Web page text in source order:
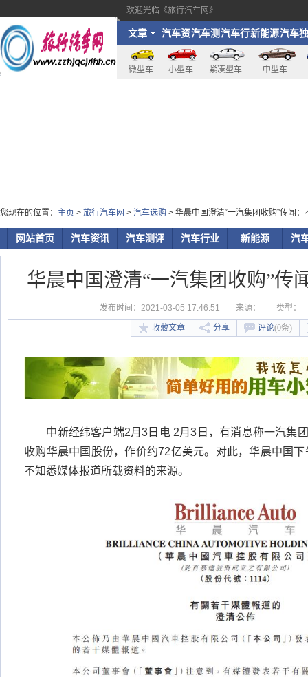
欢迎光临《旅行汽车网》
文章 汽车资
讯
汽车测
评
汽车行
业
新能源汽车独
家
微型车 小型车 紧凑型车 中型车
您现在的位置： 主页 > 旅行汽车网 > 汽车选购 > 华晨中国澄清“一汽集团收购”传闻
网站首页 汽车资讯 汽车测评 汽车行业 新能源 汽
华晨中国澄清“一汽集团收购”传
发布时间：2021-03-05 17:46:51 来源： 类型：
收藏文章 分享 评论(0条)
中新经纬客户端2月3日电 2月3日，有消息称一汽集团
收购华晨中国股份，作价约72亿美元。对此，华晨中国
不知悉媒体报道所载资料的来源。